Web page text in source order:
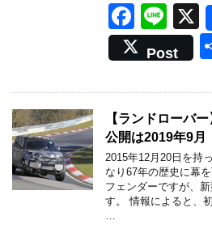
F
a
c
e
b
o
o
k
Li
n
e
X
Post
【ランドローバ
公開は2019年9月
2015年12月20日を持
なり67年の歴史に幕
フェンダーですが、
す。 情報によると、